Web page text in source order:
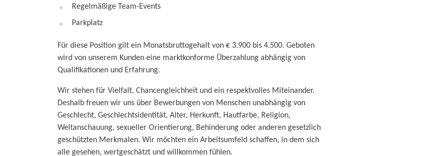
Regelmäßige Team-Events
Parkplatz
Für diese Position gilt ein Monatsbruttogehalt von € 3.900 bis 4.500. Geboten
wird von unserem Kunden eine marktkonforme Überzahlung abhängig von
Qualifikationen und Erfahrung.
Wir stehen für Vielfalt, Chancengleichheit und ein respektvolles Miteinander.
Deshalb freuen wir uns über Bewerbungen von Menschen unabhängig von
Geschlecht, Geschlechtsidentität, Alter, Herkunft, Hautfarbe, Religion,
Weltanschauung, sexueller Orientierung, Behinderung oder anderen gesetzlich
geschützten Merkmalen. Wir möchten ein Arbeitsumfeld schaffen, in dem sich
alle gesehen, wertgeschätzt und willkommen fühlen.